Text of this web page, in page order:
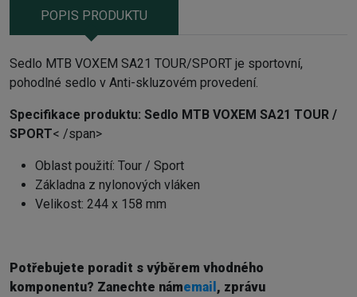
POPIS PRODUKTU
Sedlo MTB VOXEM SA21 TOUR/SPORT je sportovní,
pohodlné sedlo v Anti-skluzovém provedení.
Specifikace produktu: Sedlo MTB VOXEM SA21 TOUR /
SPORT< /span>
Oblast použití: Tour / Sport
Základna z nylonových vláken
Velikost: 244 x 158 mm
Potřebujete poradit s výběrem vhodného
komponentu? Zanechte námemail , zprávu